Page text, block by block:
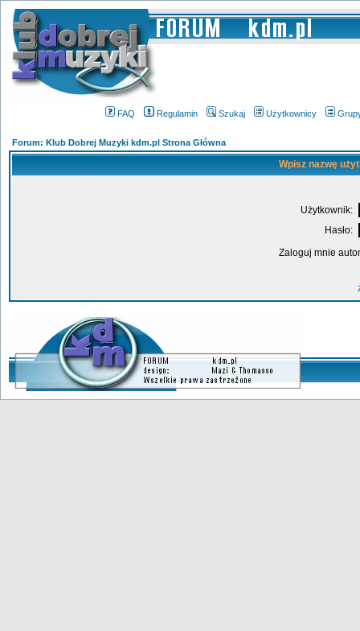
FAQ Regulamin Szukaj Użytkownicy
Forum: Klub Dobrej Muzyki kdm.pl Strona Główna
Wpisz nazwę
Użytkownik:
Hasło:
Zaloguj mnie